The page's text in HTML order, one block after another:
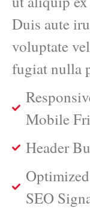
Duis aute
voluptate
fugiat nulla
Mobile
Header
SEO